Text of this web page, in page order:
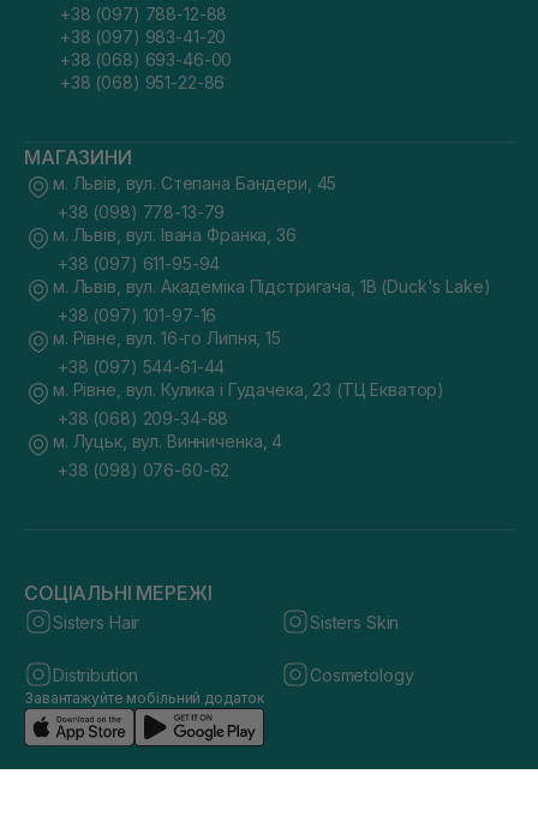
+38 (097) 788-12-88
+38 (097) 983-41-20
+38 (068) 693-46-00
+38 (068) 951-22-86
МАГАЗИНИ
м. Львів, вул. Степана Бандери, 45
+38 (098) 778-13-79
м. Львів, вул. Івана Франка, 36
+38 (097) 611-95-94
м. Львів, вул. Академіка Підстригача, 1В (Duck's Lake)
+38 (097) 101-97-16
м. Рівне, вул. 16-го Липня, 15
+38 (097) 544-61-44
м. Рівне, вул. Кулика і Гудачека, 23 (ТЦ Екватор)
+38 (068) 209-34-88
м. Луцьк, вул. Винниченка, 4
+38 (098) 076-60-62
СОЦІАЛЬНІ МЕРЕЖІ
Sisters Hair Sisters Skin
Distribution Cosmetology
Завантажуйте мобільний додаток